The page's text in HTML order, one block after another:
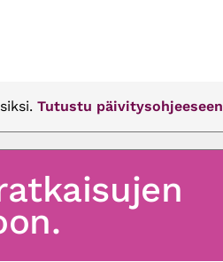
Tutustu päivitysohjeeseen